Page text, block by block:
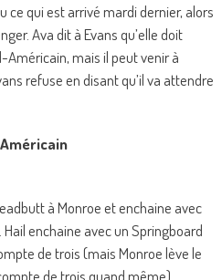
ce qui est arrivé mardi dernier, alors
Ava dit à Evans qu’elle doit
mais il peut venir à
refuse en disant qu’il va attendre
à Monroe et enchaine avec
enchaine avec un Springboard
de trois (mais Monroe lève le